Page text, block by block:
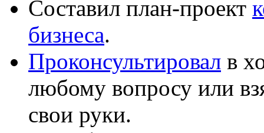
Составил план-проект
бизнеса.
Проконсультировал в
любому вопросу или
свои руки.